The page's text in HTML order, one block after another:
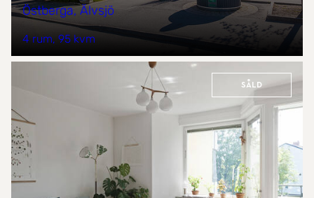
Östberga, Älvsjö
4 rum 95 kvm
Såld